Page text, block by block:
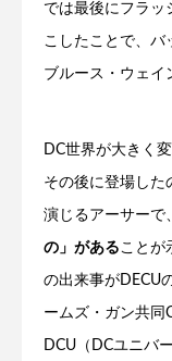
では最後にフラッ
こしたことで、バ
ブルース・ウェイ
DC世界が大きく
その後に登場した
演じるアーサーで、
の」があることが
の出来事がDECU
ームズ・ガン共同
DCU（DCユニバ